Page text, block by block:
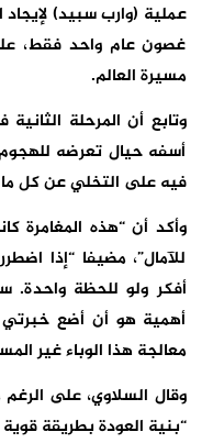
عملية (وارب سبيد)
غصون عام واحد فقط،
مسيرة العالم.
وتابع أن المرحلة
أسفه حيال تعرضه
فيه على التخلي عن كل ما
وأكد أن “هذه المغامرة
للآمال”، مضيفا “إذا
أفكر ولو للحظة واحدة.
أهمية هو أن أضع
معالجة هذا الوباء غير
وقال السلاوي، على الرغم
“بنية العودة بطريقة